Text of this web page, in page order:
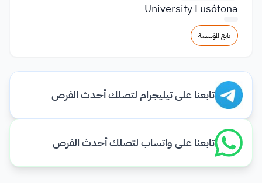
University Lusófona
تابع المؤسسة
تابعنا على تيليجرام لتصلك أحدث الفرص
تابعنا على واتساب لتصلك أحدث الفرص